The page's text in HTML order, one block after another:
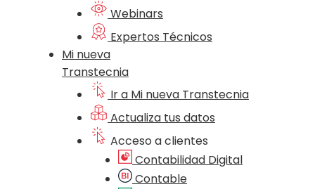
Webinars
Expertos Técnicos
Mi nueva
Transtecnia
Ir a Mi nueva Transtecnia
Actualiza tus datos
Acceso a clientes
Contabilidad Digital
Contable